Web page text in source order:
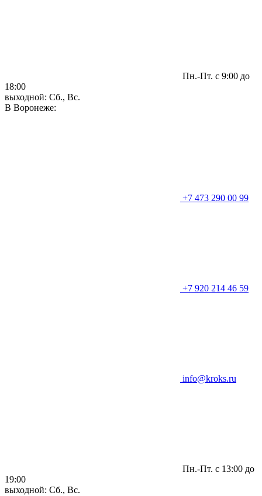
Пн.-Пт. с 9:00 до
18:00
выходной: Сб., Вс.
В Воронеже:
+7 473 290 00 99
+7 920 214 46 59
info@kroks.ru
Пн.-Пт. с 13:00 до
19:00
выходной: Сб., Вс.